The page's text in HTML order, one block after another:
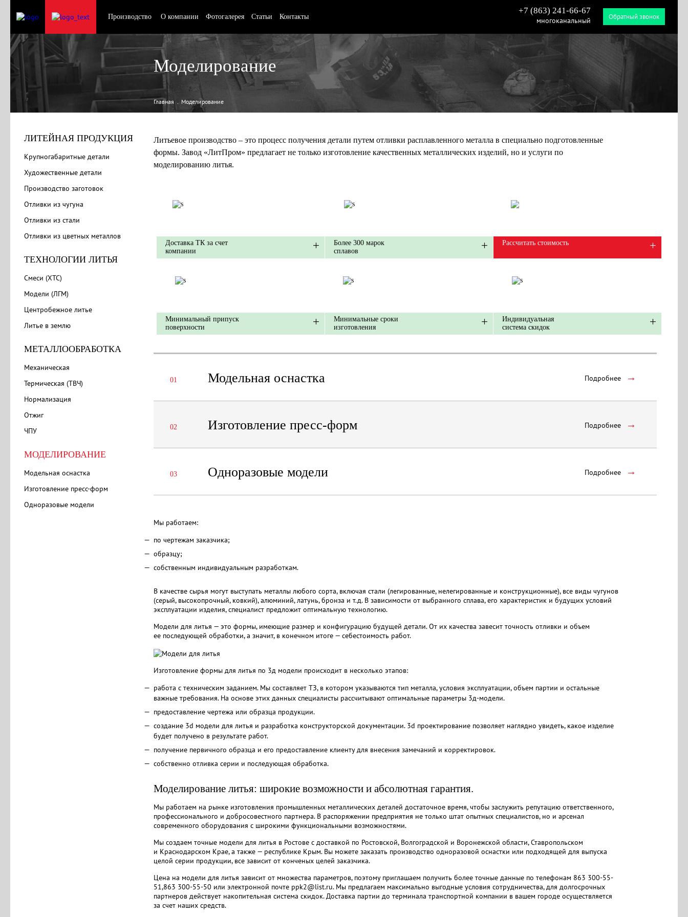
Производство О компании Фотогалерея Статьи Контакты
+7 (863) 241-66-67
многоканальный Обратный звонок
Моделирование
Главная Моделирование
ЛИТЕЙНАЯ ПРОДУКЦИЯ
Крупногабаритные детали
Художественные детали
Производство заготовок
Отливки из чугуна
Отливки из стали
Отливки из цветных металлов
ТЕХНОЛОГИИ ЛИТЬЯ
Смеси (ХТС)
Модели (ЛГМ)
Центробежное литье
Литье в землю
МЕТАЛЛООБРАБОТКА
Механическая
Термическая (ТВЧ)
Нормализация
Отжиг
ЧПУ
МОДЕЛИРОВАНИЕ
Модельная оснастка
Изготовление пресс-форм
Одноразовые модели
Литьевое производство – это процесс получения детали путем отливки расплавленного металла в специально подготовленные
формы. Завод «ЛитПром» предлагает не только изготовление качественных металлических изделий, но и услуги по
моделированию литья.
Доставка ТК за счет
компании
Более 300 марок
сплавов
Рассчитать стоимость
Минимальный припуск
поверхности
Минимальные сроки
изготовления
Индивидуальная
система скидок
01 Модельная оснастка Подробнее →
02 Изготовление пресс-форм Подробнее →
03 Одноразовые модели Подробнее →
Мы работаем:
по чертежам заказчика;
образцу;
собственным индивидуальным разработкам.
В качестве сырья могут выступать металлы любого сорта, включая стали (легированные, нелегированные и конструкционные), все виды чугунов
(серый, высокопрочный, ковкий), алюминий, латунь, бронза и т.д. В зависимости от выбранного сплава, его характеристик и будущих условий
эксплуатации изделия, специалист предложит оптимальную технологию.
Модели для литья — это формы, имеющие размер и конфигурацию будущей детали. От их качества завесит точность отливки и объем
ее последующей обработки, а значит, в конечном итоге — себестоимость работ.
Изготовление формы для литья по 3д модели происходит в несколько этапов:
работа с техническим заданием. Мы составляет ТЗ, в котором указываются тип металла, условия эксплуатации, объем партии и остальные
важные требования. На основе этих данных специалисты рассчитывают оптимальные параметры 3д-модели.
предоставление чертежа или образца продукции.
создание 3d модели для литья и разработка конструкторской документации. 3d проектирование позволяет наглядно увидеть, какое изделие
будет получено в результате работ.
получение первичного образца и его предоставление клиенту для внесения замечаний и корректировок.
собственно отливка серии и последующая обработка.
Моделирование литья: широкие возможности и абсолютная гарантия.
Мы работаем на рынке изготовления промышленных металлических деталей достаточное время, чтобы заслужить репутацию ответственного,
профессионального и добросовестного партнера. В распоряжении предприятия не только штат опытных специалистов, но и арсенал
современного оборудования с широкими функциональными возможностями.
Мы создаем точные модели для литья в Ростове с доставкой по Ростовской, Волгоградской и Воронежской области, Ставропольском
и Краснодарском Крае, а также — республике Крым. Вы можете заказать производство одноразовой оснастки или подходящей для выпуска
целой серии продукции, все зависит от конченых целей заказчика.
Цена на модели для литья зависит от множества параметров, поэтому приглашаем получить более точные данные по телефонам 863 300-55-
51,863 300-55-50 или электронной почте ppk2@list.ru. Мы предлагаем максимально выгодные условия сотрудничества, для долгосрочных
партнеров действует накопительная система скидок. Доставка партии до терминала транспортной компании в вашем городе осуществляется
за счет наших средств.